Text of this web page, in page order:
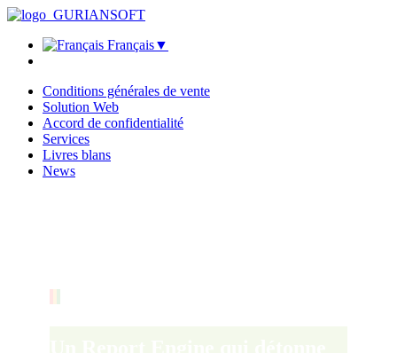
Français▼
Conditions générales de vente
Solution Web
Accord de confidentialité
Services
Livres blans
News